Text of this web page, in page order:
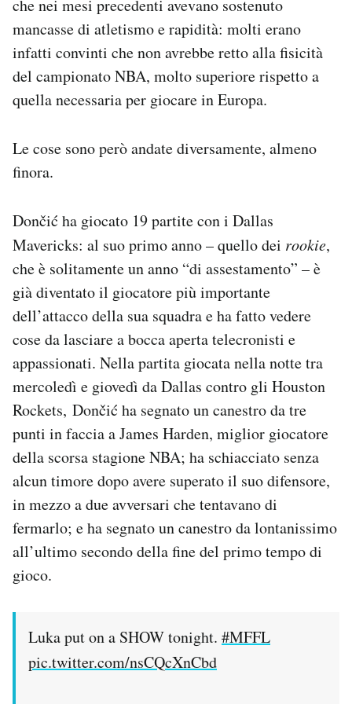
che nei mesi precedenti avevano sostenuto
mancasse di atletismo e rapidità: molti erano
infatti convinti che non avrebbe retto alla fisicità
del campionato NBA, molto superiore rispetto a
quella necessaria per giocare in Europa.
Le cose sono però andate diversamente, almeno
finora.
Dončić ha giocato 19 partite con i Dallas
Mavericks: al suo primo anno – quello dei rookie,
che è solitamente un anno “di assestamento” – è
già diventato il giocatore più importante
dell’attacco della sua squadra e ha fatto vedere
cose da lasciare a bocca aperta telecronisti e
appassionati. Nella partita giocata nella notte tra
mercoledì e giovedì da Dallas contro gli Houston
Rockets, Dončić ha segnato un canestro da tre
punti in faccia a James Harden, miglior giocatore
della scorsa stagione NBA; ha schiacciato senza
alcun timore dopo avere superato il suo difensore,
in mezzo a due avversari che tentavano di
fermarlo; e ha segnato un canestro da lontanissimo
all’ultimo secondo della fine del primo tempo di
gioco.
Luka put on a SHOW tonight. #MFFL
pic.twitter.com/nsCQcXnCbd